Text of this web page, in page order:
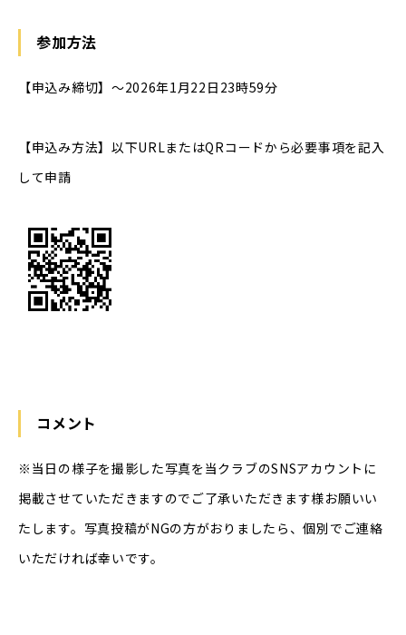
参加方法
【申込み締切】～2026年1月22日23時59分
【申込み方法】以下URLまたはQRコードから必要事項を記入
して申請
コメント
※当日の様子を撮影した写真を当クラブのSNSアカウントに
掲載させていただきますのでご了承いただきます様お願いい
たします。写真投稿がNGの方がおりましたら、個別でご連絡
いただければ幸いです。